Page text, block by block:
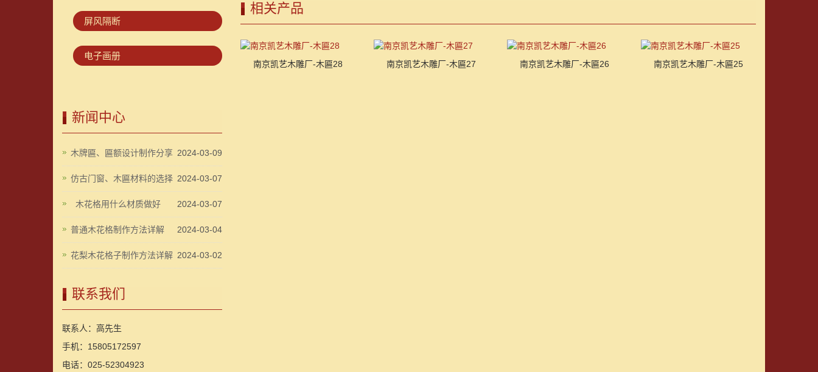
相关产品
南京凯艺木雕厂-木匾28 南京凯艺木雕厂-木匾27 南京凯艺木雕厂-木匾26 南京凯艺木雕厂-木匾25
屏风隔断
电子画册
新闻中心
木牌匾、匾额设计制作分享 2024-03-09
仿古门窗、木匾材料的选择 2024-03-07
木花格用什么材质做好 2024-03-07
普通木花格制作方法详解 2024-03-04
花梨木花格子制作方法详解 2024-03-02
联系我们
联系人：高先生
手机：15805172597
电话：025-52304923